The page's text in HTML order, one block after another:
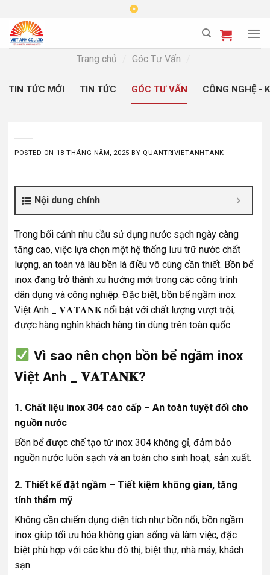
content
Trang chủ
Góc Tư Vấn
TIN TỨC MỚI TIN TỨC GÓC TƯ VẤN CÔNG NGHỆ -
POSTED ON 18 THÁNG NĂM, 2025 BY QUANTRIVIETANHTANK
Nội dung chính
Trong bối cảnh nhu cầu sử dụng nước sạch ngày càng
tăng cao, việc lựa chọn một hệ thống lưu trữ nước chất
lượng, an toàn và lâu bền là điều vô cùng cần thiết. Bồn bể
inox đang trở thành xu hướng mới trong các công trình
dân dụng và công nghiệp. Đặc biệt, bồn bể ngầm inox
Việt Anh _ 𝐕𝐀𝐓𝐀𝐍𝐊 nổi bật với chất lượng vượt trội,
được hàng nghìn khách hàng tin dùng trên toàn quốc.
Vì sao nên chọn bồn bể ngầm inox
Việt Anh _ 𝐕𝐀𝐓𝐀𝐍𝐊?
1. Chất liệu inox 304 cao cấp – An toàn tuyệt đối cho
nguồn nước
Bồn bể được chế tạo từ inox 304 không gỉ, đảm bảo
nguồn nước luôn sạch và an toàn cho sinh hoạt, sản xuất.
2. Thiết kế đặt ngầm – Tiết kiệm không gian, tăng
tính thẩm mỹ
Không cần chiếm dụng diện tích như bồn nổi, bồn ngầm
inox giúp tối ưu hóa không gian sống và làm việc, đặc
biệt phù hợp với các khu đô thị, biệt thự, nhà máy, khách
sạn.